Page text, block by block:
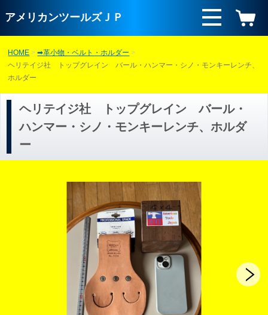
アメリカンツールズＪＰ
HOME
➡︎革小物・ベルト・ホルダー
ヘリテイジ社 トップグレイン バール・ハンマー・シノ・モンキーレンチ、
ホルダー
ヘリテイジ社 トップグレイン バール・
ハンマー・シノ・モンキーレンチ、ホルダ
ー